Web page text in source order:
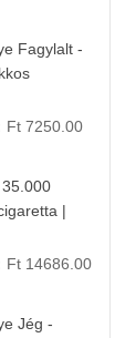
Fagylalt -
Cigaretta
Ft 7250.00
|
Ft 14686.00
Jég -